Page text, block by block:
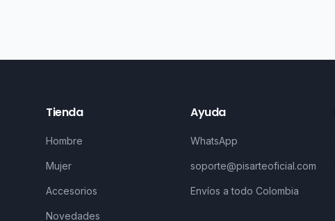
Tienda
Hombre
Mujer
Accesorios
Novedades
Ayuda
WhatsApp
soporte@pisarteoficial.com
Envíos a todo Colombia